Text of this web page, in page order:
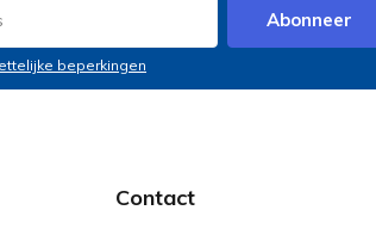
Abonneer
beperkingen
Contact